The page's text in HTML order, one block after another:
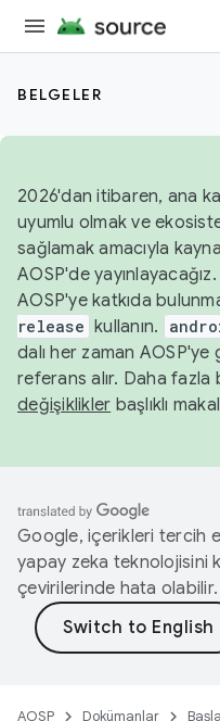
BELGELER
2026'dan itibaren, ana
uyumlu olmak ve
sağlamak amacıyla
AOSP'de
AOSP'ye katkıda
release kullanın.
dalı her zaman
referans alır. Daha fazla
değişiklikler başlıklı
Google, içerikleri tercih
yapay zeka teknolojisini
çevirilerinde hata olabilir.
AOSP Dokümanlar